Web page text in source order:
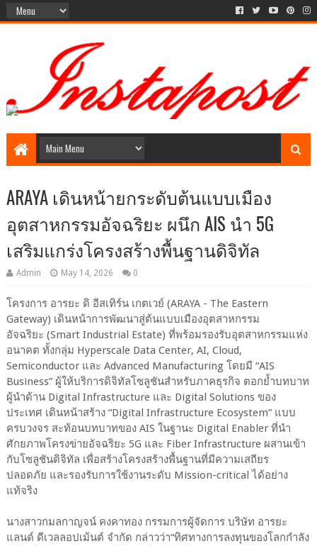
Social Media style Website
ARAYA เดินหน้ายกระดับต้นแบบเมือง
อุตสาหกรรมอัจฉริยะ ผนึก AIS นำ 5G
เสริมแกร่งโครงสร้างพื้นฐานดิจิทัล
Admin May 14, 2026 0
โครงการ อารยะ ดิ อีสเทิร์น เกตเวย์ (ARAYA - The Eastern
Gateway) เดินหน้าการพัฒนาสู่ต้นแบบเมืองอุตสาหกรรม
อัจฉริยะ (Smart Industrial Estate) ที่พร้อมรองรับอุตสาหกรรมแห่ง
อนาคต ทั้งกลุ่ม Hyperscale Data Center, AI, Cloud,
Semiconductor และ Advanced Manufacturing โดยมี “AIS
Business” ผู้ให้บริการดิจิทัลโซลูชันสำหรับภาคธุรกิจ ตอกย้ำบทบาท
ผู้นำด้าน Digital Infrastructure และ Digital Solutions ของ
ประเทศ เดินหน้าสร้าง “Digital Infrastructure Ecosystem” แบบ
ครบวงจร สะท้อนบทบาทของ AIS ในฐานะ Digital Enabler ที่นำ
ศักยภาพโครงข่ายอัจฉริยะ 5G และ Fiber Infrastructure ผสานเข้า
กับโซลูชันดิจิทัล เพื่อสร้างโครงสร้างพื้นฐานที่มีความเสถียร
ปลอดภัย และรองรับการใช้งานระดับ Mission-critical ได้อย่าง
แท้จริง
นางสาวกมลกาญจน์ คงคาทอง กรรมการผู้จัดการ บริษัท อารยะ
แลนด์ ดีเวลลอปเม้นต์ จำกัด กล่าวว่า“ทิศทางการลงทุนของโลกกำลัง